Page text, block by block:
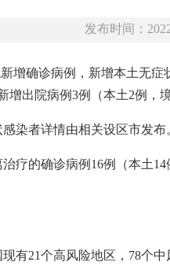
发布时间：
增确诊病例，新增本土无
增出院病例3例（本土2例，
染者详情由相关设区市发布
疗的确诊病例16例（本土
有21个高风险地区，78个